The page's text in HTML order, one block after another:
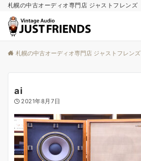
札幌の中古オーディオ専門店 ジャストフレンズ
札幌の中古オーディオ専門店 ジャストフレンズ
ai
2021年8月7日